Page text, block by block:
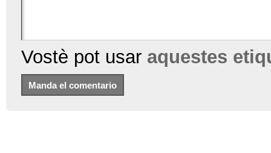
Vostè pot usar aquestes